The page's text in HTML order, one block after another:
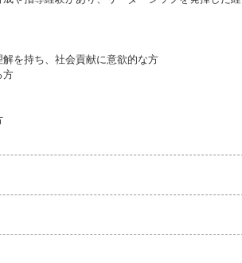
を持ち、社会貢献に意欲的な方
方